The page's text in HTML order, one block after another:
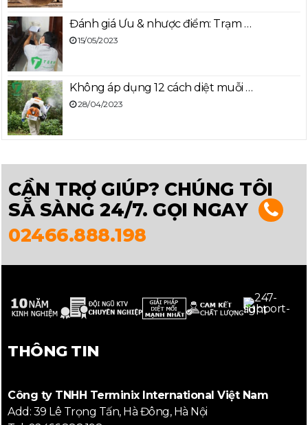
Đánh giá Ưu & nhược điểm: Trạm …
15/05/2023
Không áp dụng 12 cách diệt muỗi …
28/04/2023
CẦN TRỢ GIÚP? CHÚNG TÔI
SẴ SÀNG 24/7. GỌI NGAY
02466.888.198
THÔNG TIN
Công ty TNHH Terminix International Việt Nam
Add: 39 Lê Trọng Tấn, Hà Đông, Hà Nội